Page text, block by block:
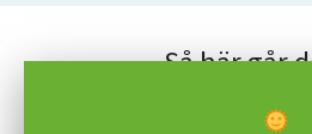
Så här går